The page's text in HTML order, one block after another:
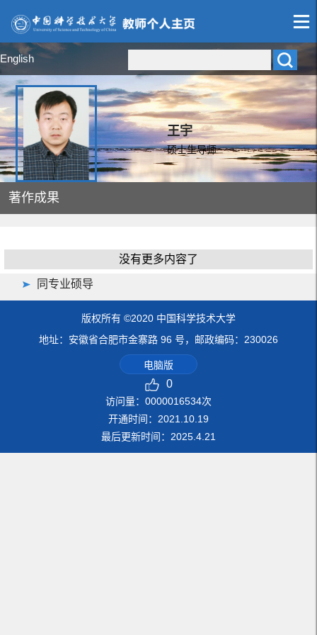
English
王宇
硕士生导师
著作成果
没有更多内容了
同专业硕导
版权所有 ©2020 中国科学技术大学
地址：安徽省合肥市金寨路 96 号，邮政编码：230026
电脑版
0
访问量： 0000016534次
开通时间： 2021 10 19
最后更新时间： 2025 4 21